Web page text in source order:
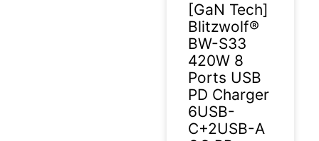
[GaN Tech]
Blitzwolf®
BW-S33
420W 8
Ports USB
PD Charger
6USB-
C+2USB-A